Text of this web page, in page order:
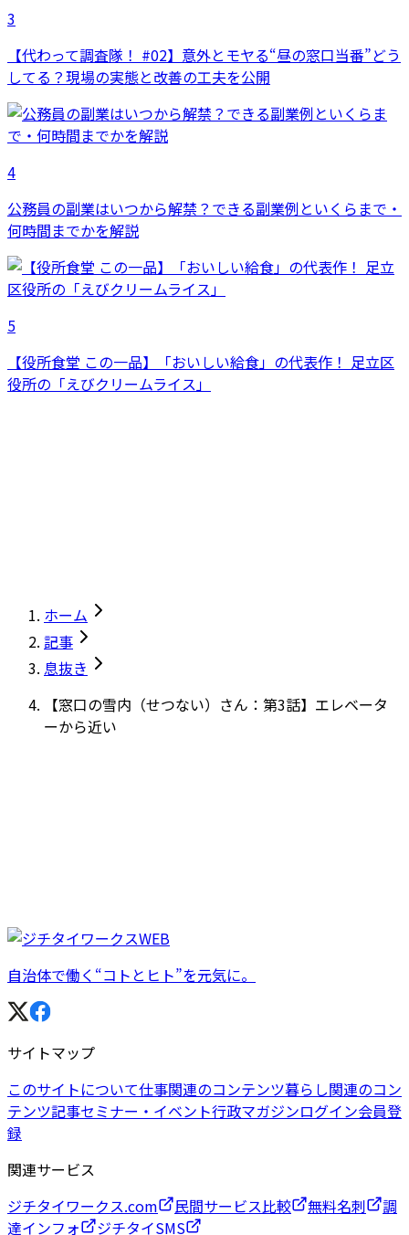
3
【代わって調査隊！ #02】意外とモヤる“昼の窓口当番”どう
してる？現場の実態と改善の工夫を公開
4
公務員の副業はいつから解禁？できる副業例といくらまで・
何時間までかを解説
5
【役所食堂 この一品】「おいしい給食」の代表作！ 足立区
役所の「えびクリームライス」
ホーム
記事
息抜き
【窓口の雪内（せつない）さん：第3話】エレベータ
ーから近い
自治体で働く“コトとヒト”を元気に。
サイトマップ
このサイトについて仕事関連のコンテンツ暮らし関連のコン
テンツ記事セミナー・イベント行政マガジンログイン会員登
録
関連サービス
ジチタイワークス.com
民間サービス比較 無料名刺
調
達インフォ
ジチタイSMS